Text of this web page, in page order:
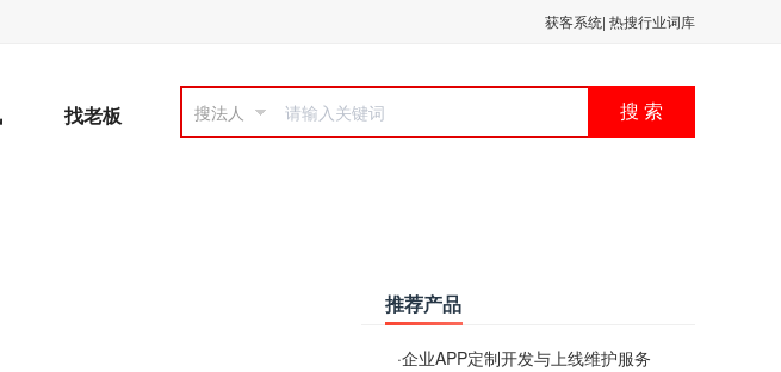
获客系统| 热搜行业词库
找老板 搜法人 搜 索
推荐产品
·企业APP定制开发与上线维护服务